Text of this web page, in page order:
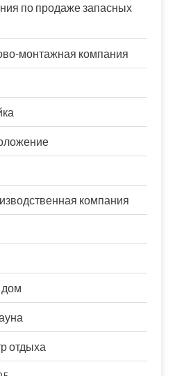
по продаже запасных
монтажная компания
компания
дом
отдыха